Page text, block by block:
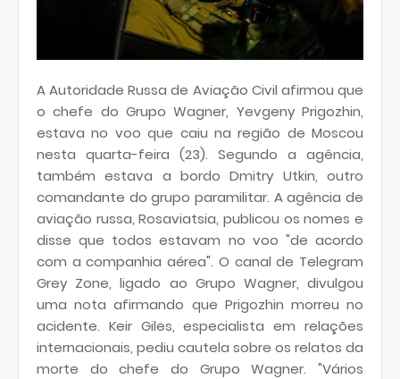
A Autoridade Russa de Aviação Civil afirmou que
o chefe do Grupo Wagner, Yevgeny Prigozhin,
estava no voo que caiu na região de Moscou
nesta quarta-feira (23). Segundo a agência,
também estava a bordo Dmitry Utkin, outro
comandante do grupo paramilitar. A agência de
aviação russa, Rosaviatsia, publicou os nomes e
disse que todos estavam no voo "de acordo
com a companhia aérea". O canal de Telegram
Grey Zone, ligado ao Grupo Wagner, divulgou
uma nota afirmando que Prigozhin morreu no
acidente. Keir Giles, especialista em relações
internacionais, pediu cautela sobre os relatos da
morte do chefe do Grupo Wagner. "Vários